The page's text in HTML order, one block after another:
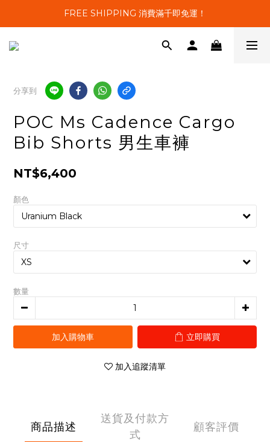
FREE SHIPPING 消費滿千即免運！
分享到
POC Ms Cadence Cargo
Bib Shorts 男生車褲
NT$6,400
顏色
尺寸
數量
加入購物車 立即購買
加入追蹤清單
商品描述
送貨及付款方
式
顧客評價